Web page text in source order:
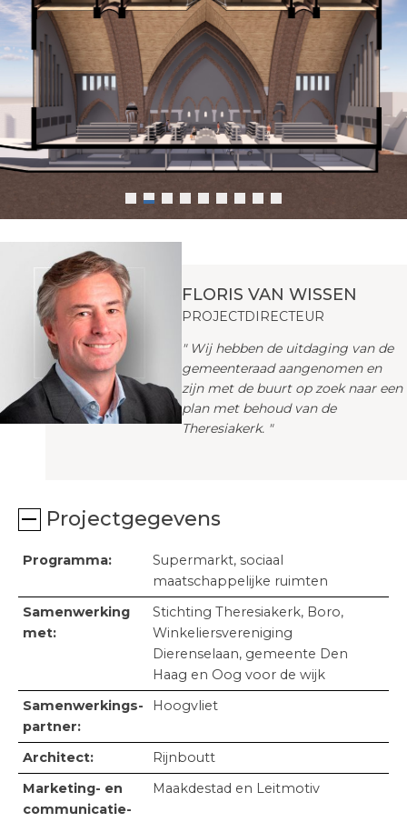
FLORIS VAN WISSEN
PROJECTDIRECTEUR
" Wij hebben de uitdaging van de
gemeenteraad aangenomen en
zijn met de buurt op zoek naar een
plan met behoud van de
Theresiakerk. "
Projectgegevens
Programma:
Supermarkt, sociaal
maatschappelijke ruimten
Samenwerking
met:
Stichting Theresiakerk, Boro,
Winkeliersvereniging
Dierenselaan, gemeente Den
Haag en Oog voor de wijk
Samenwerkings­
partner:
Hoogvliet
Architect:
Rijnboutt
Marketing- en
communicatie­
Maakdestad en Leitmotiv